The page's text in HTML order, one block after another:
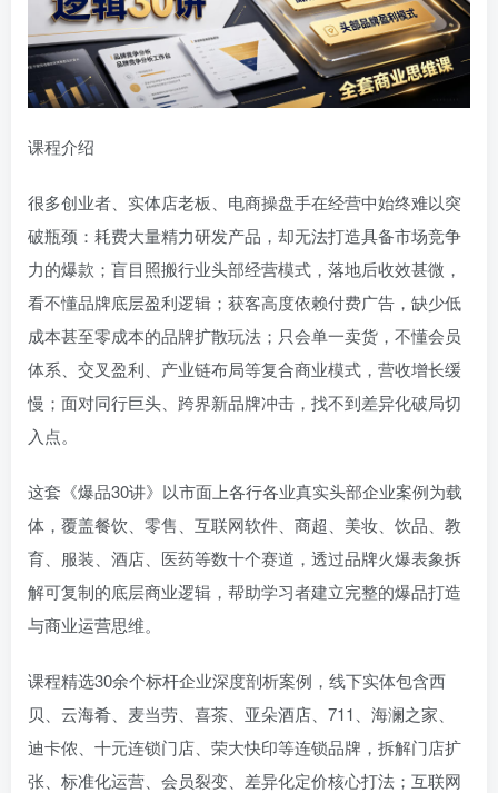
课程介绍
很多创业者、实体店老板、电商操盘手在经营中始终难以突
破瓶颈：耗费大量精力研发产品，却无法打造具备市场竞争
力的爆款；盲目照搬行业头部经营模式，落地后收效甚微，
看不懂品牌底层盈利逻辑；获客高度依赖付费广告，缺少低
成本甚至零成本的品牌扩散玩法；只会单一卖货，不懂会员
体系、交叉盈利、产业链布局等复合商业模式，营收增长缓
慢；面对同行巨头、跨界新品牌冲击，找不到差异化破局切
入点。
这套《爆品30讲》以市面上各行各业真实头部企业案例为载
体，覆盖餐饮、零售、互联网软件、商超、美妆、饮品、教
育、服装、酒店、医药等数十个赛道，透过品牌火爆表象拆
解可复制的底层商业逻辑，帮助学习者建立完整的爆品打造
与商业运营思维。
课程精选30余个标杆企业深度剖析案例，线下实体包含西
贝、云海肴、麦当劳、喜茶、亚朵酒店、711、海澜之家、
迪卡侬、十元连锁门店、荣大快印等连锁品牌，拆解门店扩
张、标准化运营、会员裂变、差异化定价核心打法；互联网